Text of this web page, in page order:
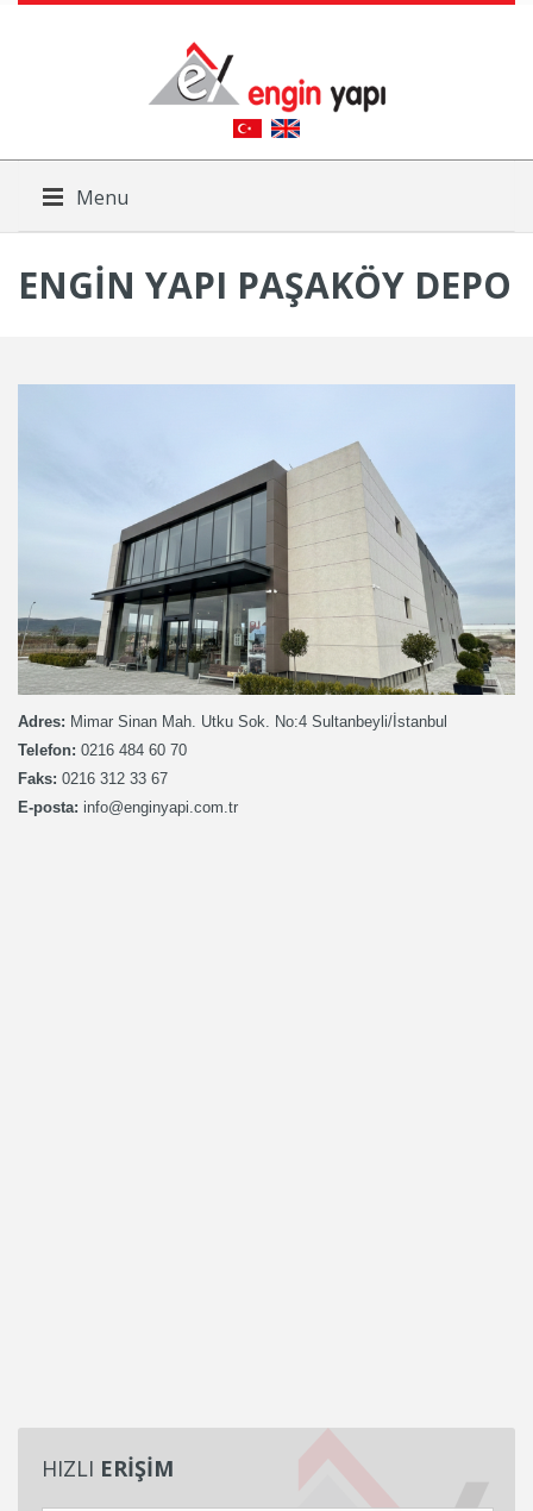
Menu
ENGIN YAPI PAŞAKÖY DEPO
Adres: Mimar Sinan Mah. Utku Sok. No:4 Sultanbeyli/İstanbul
Telefon: 0216 484 60 70
Faks: 0216 312 33 67
E-posta: info@enginyapi.com.tr
HIZLI ERİŞİM